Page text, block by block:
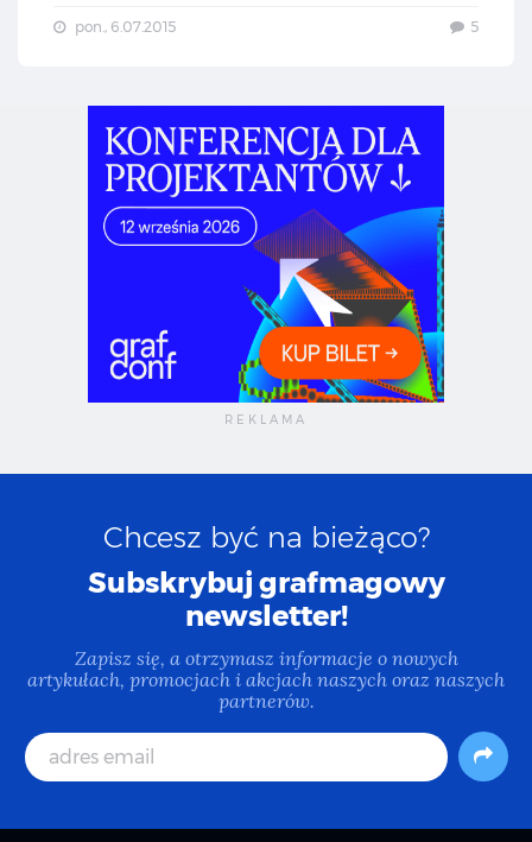
pon., 6.07.2015 5
Chcesz być na bieżąco?
Subskrybuj grafmagowy
newsletter!
Zapisz się, a otrzymasz informacje o nowych
artykułach, promocjach i akcjach naszych oraz naszych
partnerów.